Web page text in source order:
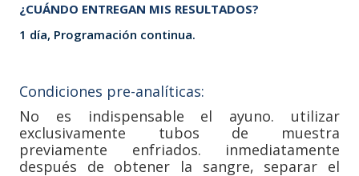
¿CUÁNDO ENTREGAN MIS RESULTADOS?
1 día, Programación continua.
Condiciones pre-analíticas:
No es indispensable el ayuno. utilizar
exclusivamente tubos de muestra
previamente enfriados. inmediatamente
después de obtener la sangre, separar el